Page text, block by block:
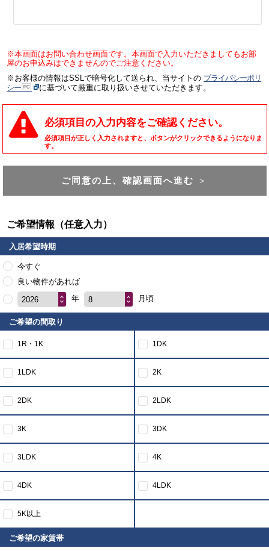
※本画面はお問い合わせ画面です。本画面で入力いただきましてもお部
屋のお申込みはできませんのでご注意ください。
※お客様の情報はSSLで暗号化して送られ、当サイトの プライバシーポリ
シー
に基づいて厳重に取り扱いさせていただきます。
必須項目の入力内容をご確認ください。
必須項目が正しく入力されますと、ボタンがクリックできるようになりま
す。
ご同意の上、確認画面へ進む ＞
ご希望情報（任意入力）
入居希望時期
今すぐ
良い物件があれば
2026
年 8 月頃
ご希望の間取り
1R・1K 1DK
1LDK 2K
2DK 2LDK
3K 3DK
3LDK 4K
4DK 4LDK
5K以上
ご希望の家賃帯